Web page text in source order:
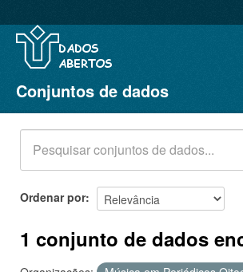
Conjuntos de dados
Organizações
Grupos
Sobre
Conjuntos de dados
Ordenar por
1 conjunto de dados